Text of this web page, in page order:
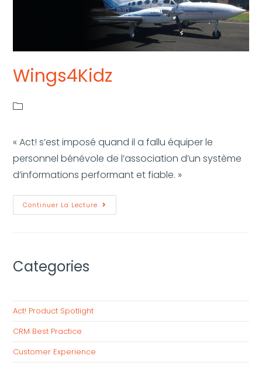
Wings4Kidz
« Act! s’est imposé quand il a fallu équiper le
personnel bénévole de l’association d’un système
d’informations performant et fiable. »
Continuer La Lecture
Categories
Act! Product Spotlight
CRM Best Practice
Customer Experience